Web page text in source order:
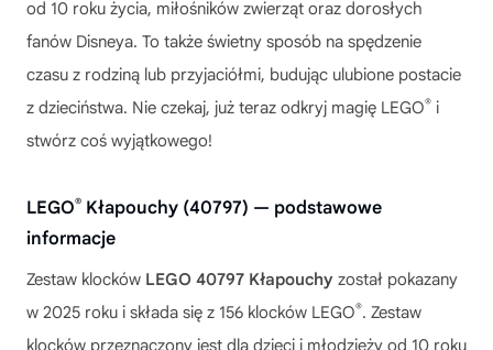
od 10 roku życia, miłośników zwierząt oraz dorosłych
fanów Disneya. To także świetny sposób na spędzenie
czasu z rodziną lub przyjaciółmi, budując ulubione postacie
z dzieciństwa. Nie czekaj, już teraz odkryj magię LEGO® i
stwórz coś wyjątkowego!
LEGO® Kłapouchy (40797) — podstawowe
informacje
Zestaw klocków LEGO 40797 Kłapouchy został pokazany
w 2025 roku i składa się z 156 klocków LEGO®. Zestaw
klocków przeznaczony jest dla dzieci i młodzieży od 10 roku